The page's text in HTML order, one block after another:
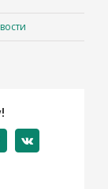
PinterestVk